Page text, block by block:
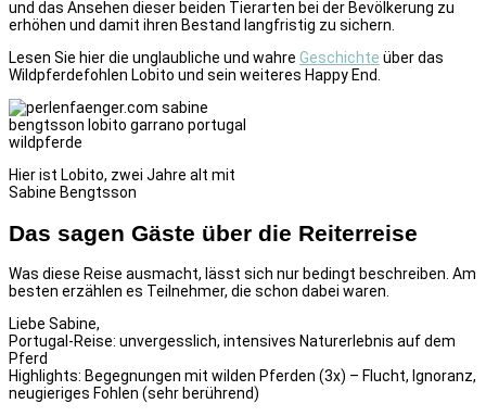
und das Ansehen dieser beiden Tierarten bei der Bevölkerung zu
erhöhen und damit ihren Bestand langfristig zu sichern.
Lesen Sie hier die unglaubliche und wahre Geschichte über das
Wildpferdefohlen Lobito und sein weiteres Happy End.
Hier ist Lobito, zwei Jahre alt mit
Sabine Bengtsson
Das sagen Gäste über die Reiterreise
Was diese Reise ausmacht, lässt sich nur bedingt beschreiben. Am
besten erzählen es Teilnehmer, die schon dabei waren.
Liebe Sabine,
Portugal-Reise: unvergesslich, intensives Naturerlebnis auf dem
Pferd
Highlights: Begegnungen mit wilden Pferden (3x) – Flucht, Ignoranz,
neugieriges Fohlen (sehr berührend)